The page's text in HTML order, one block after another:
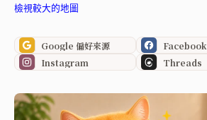
檢視較大的地圖
Google 偏好來源
Facebook
Instagram
Threads